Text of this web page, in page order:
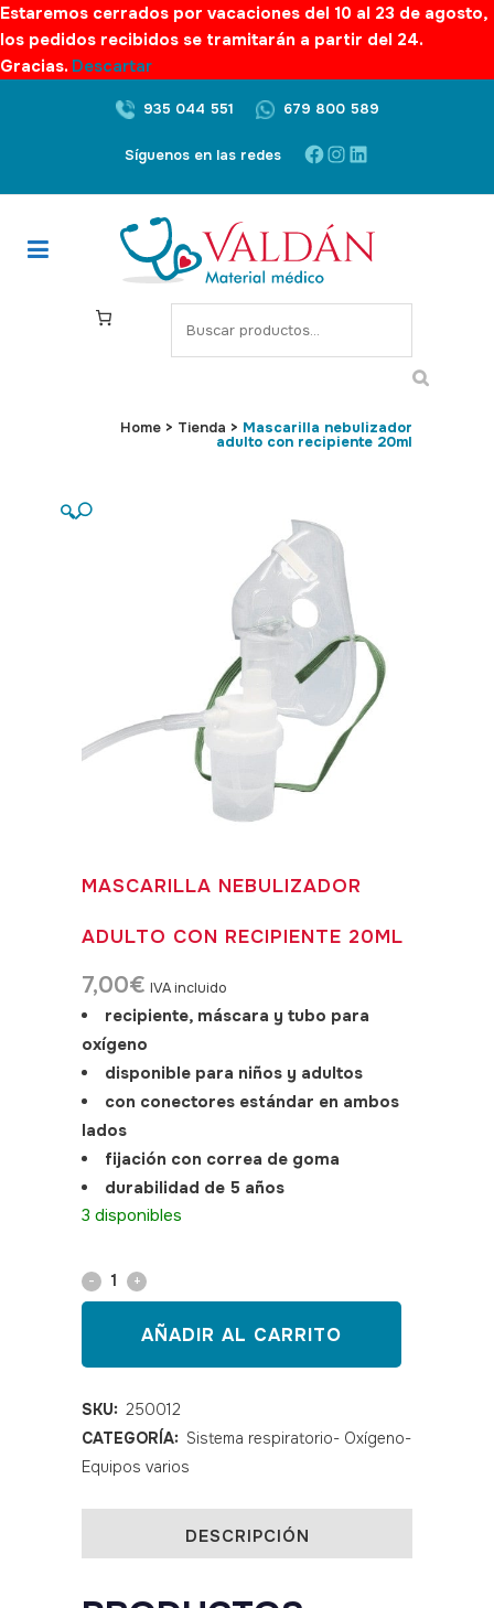
Estaremos cerrados por vacaciones del 10 al 23 de agosto,
los pedidos recibidos se tramitarán a partir del 24.
Gracias. Descartar
935 044 551 679 800 589
Síguenos en las redes Facebook
Instagram
LinkedIn
S
e
c
Home > Tienda > Mascarilla nebulizador
adulto con recipiente 20ml
🔍
MASCARILLA NEBULIZADOR
ADULTO CON RECIPIENTE 20ML
7,00€ IVA incluido
recipiente, máscara y tubo para
oxígeno
disponible para niños y adultos
con conectores estándar en ambos
lados
fijación con correa de goma
durabilidad de 5 años
3 disponibles
Mascarilla
nebulizador
adulto
con
recipiente
AÑADIR AL CARRITO
SKU: 250012
CATEGORÍA: Sistema respiratorio- Oxígeno-
Equipos varios
DESCRIPCIÓN